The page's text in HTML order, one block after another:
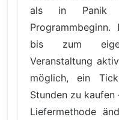
als in Panik
bis zum
Veranstaltung
möglich, ein
Stunden zu
Liefermethode